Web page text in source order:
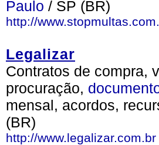
Paulo / SP (BR)
http://
Legalizar
Contratos de compra,
procuração,
mensal, acordos,
(BR)
http://www.legalizar.com.br